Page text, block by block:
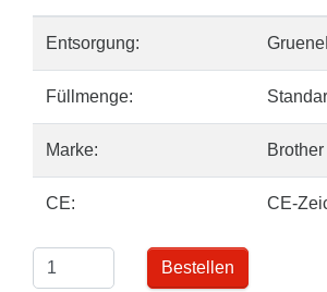
Entsorgung:
Füllmenge:
Marke: Brother
CE: CE-
Bestellen